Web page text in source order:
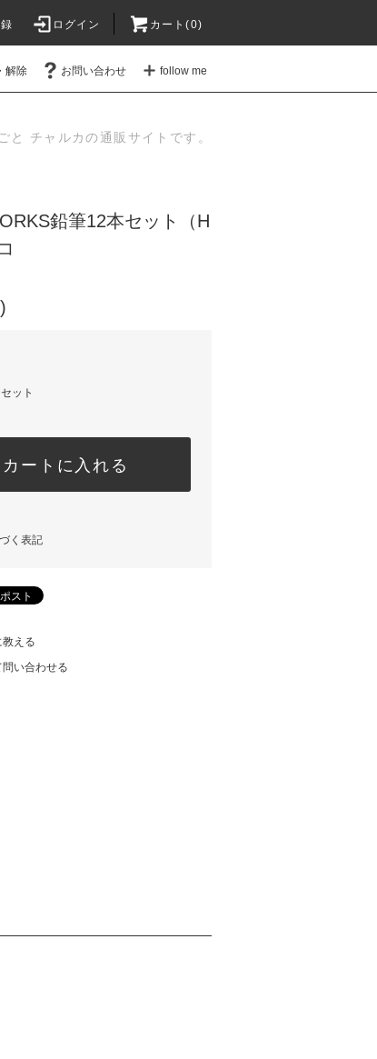
ログイン カート(0)
解除 お問い合わせ follow me
と チャルカの通販サイトです。
鉛筆12本セット（H
セット
カートに入れる
く表記
える
い合わせる